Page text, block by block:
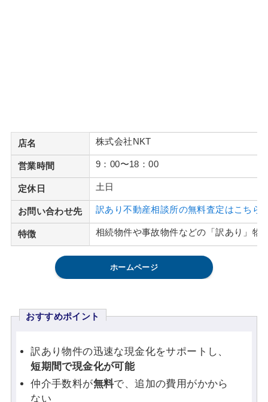
店名 株式会社NKT
営業時間 9：00〜18：00
定休日 土日
お問い合わせ先 訳あり不動産相談所の無料査定はこちら
特徴 相続物件や事故物件などの「訳あり」物
ホームページ
おすすめポイント
訳あり物件の迅速な現金化をサポートし、
短期間で現金化が可能
仲介手数料が無料で、追加の費用がかから
ない